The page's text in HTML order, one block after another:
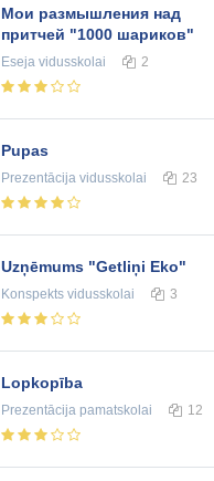
Мои размышления над
притчей "1000 шариков"
Eseja vidusskolai 2
Pupas
Prezentācija vidusskolai 23
Uzņēmums "Getliņi Eko"
Konspekts vidusskolai 3
Lopkopība
Prezentācija pamatskolai 12